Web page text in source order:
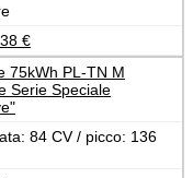
€
75kWh PL-TN M
Serie Speciale
84 CV / picco: 136